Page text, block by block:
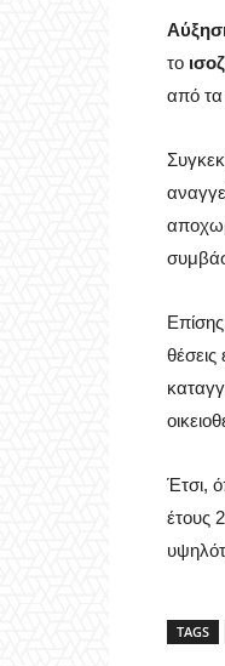
το
από τα
Έτσι,
έτους
TAGS